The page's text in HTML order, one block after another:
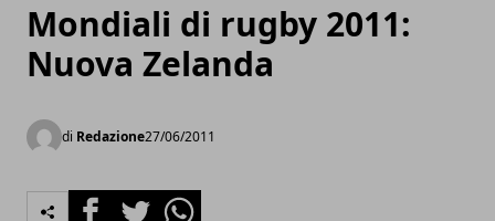
Mondiali di rugby 2011:
Nuova Zelanda
di Redazione27/06/2011
FacebookTwitterWhatsapp